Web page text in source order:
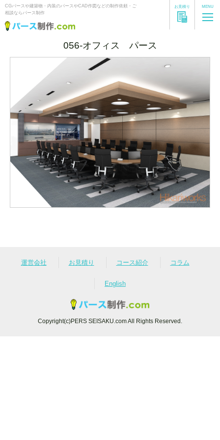
CGパースや建築物・内装のパースやCAD作図などの制作依頼・ご
相談ならパース制作
お見積り MENU
056-オフィス パース
運営会社 お見積り コース紹介 コラム
English
Copyright(c)PERS SEISAKU.com All Rights Reserved.